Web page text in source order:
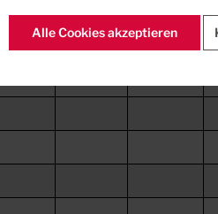
63
Alle Cookies akzeptieren